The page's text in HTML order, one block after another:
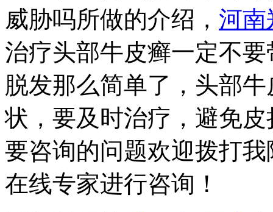
威胁吗所做的介绍， 河南
治疗头部牛皮癣一定不
脱发那么简单了，头部
状，要及时治疗，避免
要咨询的问题欢迎拨打
在线专家进行咨询！